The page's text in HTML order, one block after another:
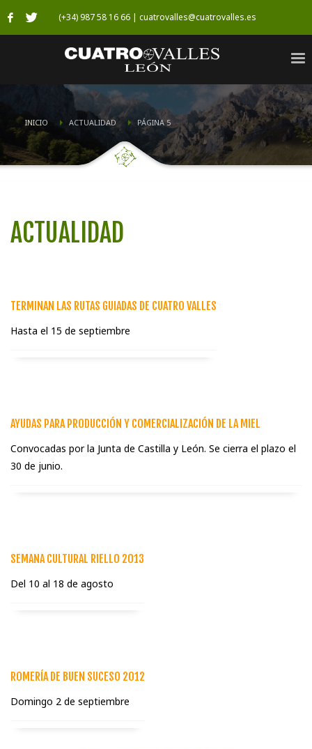
(+34) 987 58 16 66 | cuatrovalles@cuatrovalles.es
INICIO ACTUALIDAD PÁGINA 5
ACTUALIDAD
TERMINAN LAS RUTAS GUIADAS DE CUATRO VALLES
Hasta el 15 de septiembre
AYUDAS PARA PRODUCCIÓN Y COMERCIALIZACIÓN DE LA MIEL
Convocadas por la Junta de Castilla y León. Se cierra el plazo el
30 de junio.
SEMANA CULTURAL RIELLO 2013
Del 10 al 18 de agosto
ROMERÍA DE BUEN SUCESO 2012
Domingo 2 de septiembre